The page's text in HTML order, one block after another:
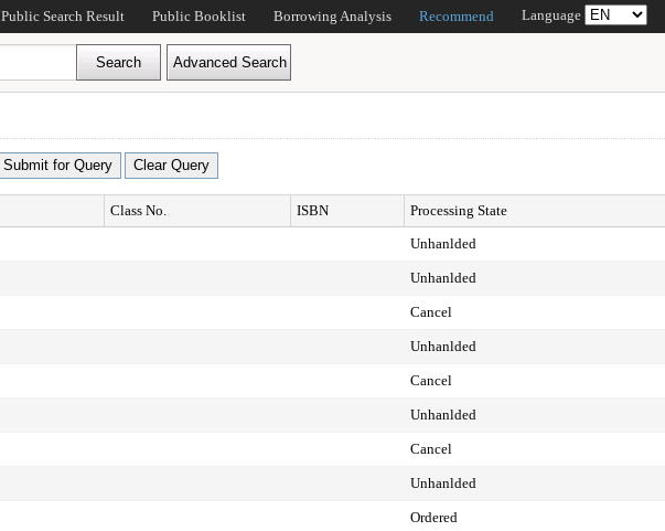
Public Search Result Public Booklist Borrowing Analysis Recommend Language
Class No. ISBN Processing State
Unhanlded
Unhanlded
Cancel
Unhanlded
Cancel
Unhanlded
Cancel
Unhanlded
Ordered